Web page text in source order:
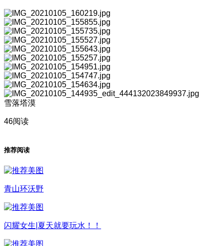
雪落塔漠
46阅读
推荐阅读
青山环沃野
闪耀女生|夏天就要玩水！！